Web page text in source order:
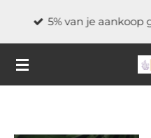
de
5% van je aankoop